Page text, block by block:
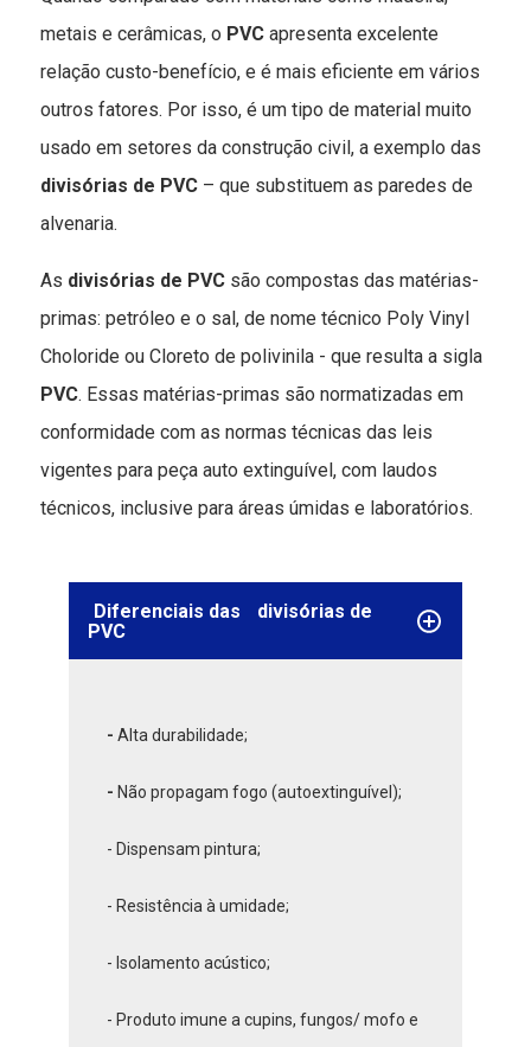
metais e cerâmicas, o PVC apresenta excelente
relação custo-benefício, e é mais eficiente em vários
outros fatores. Por isso, é um tipo de material muito
usado em setores da construção civil, a exemplo das
divisórias de PVC – que substituem as paredes de
alvenaria.
As divisórias de PVC são compostas das matérias-
primas: petróleo e o sal, de nome técnico Poly Vinyl
Choloride ou Cloreto de polivinila - que resulta a sigla
PVC. Essas matérias-primas são normatizadas em
conformidade com as normas técnicas das leis
vigentes para peça auto extinguível, com laudos
técnicos, inclusive para áreas úmidas e laboratórios.
Diferenciais das
divisórias de
PVC
- Alta durabilidade;
- Não propagam fogo (autoextinguível);
- Dispensam pintura;
- Resistência à umidade;
- Isolamento acústico;
- Produto imune a cupins, fungos/ mofo e